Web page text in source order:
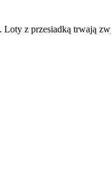
z przesiadką trwają